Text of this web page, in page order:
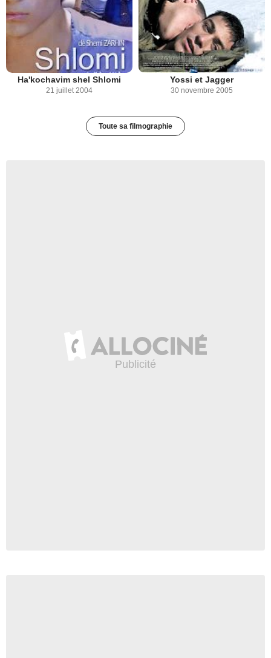
Ha'kochavim shel Shlomi
21 juillet 2004
Yossi et Jagger
30 novembre 2005
Toute sa filmographie